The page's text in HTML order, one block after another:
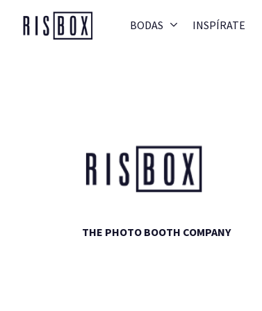
Risbox
BODAS INSPÍRATE
THE PHOTO BOOTH COMPANY